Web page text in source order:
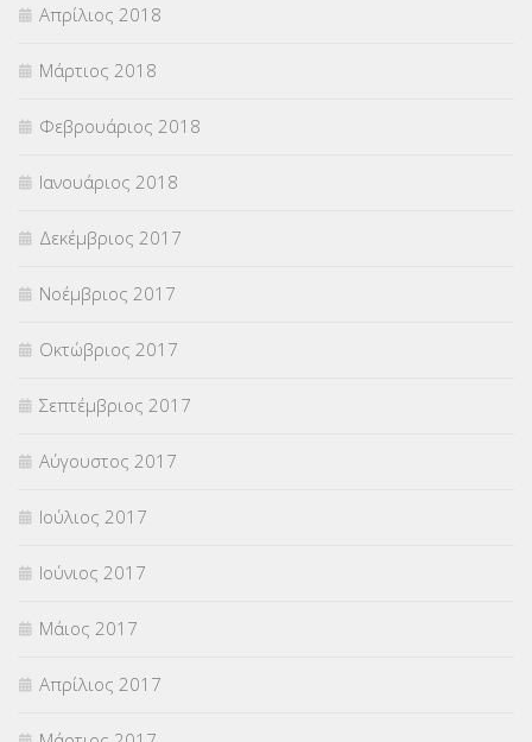
Απρίλιος 2018
Μάρτιος 2018
Φεβρουάριος 2018
Ιανουάριος 2018
Δεκέμβριος 2017
Νοέμβριος 2017
Οκτώβριος 2017
Σεπτέμβριος 2017
Αύγουστος 2017
Ιούλιος 2017
Ιούνιος 2017
Μάιος 2017
Απρίλιος 2017